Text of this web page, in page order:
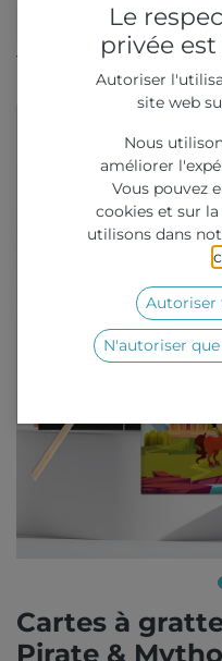
Tous les produits
TOUS
Cartes à gratter avec
Cartes à
Pirate &
Le
privée
Autoriser
site web
Nous
améliorer
Vous pouvez
cookies et sur
utilisons dans
Autoriser
N'autoriser